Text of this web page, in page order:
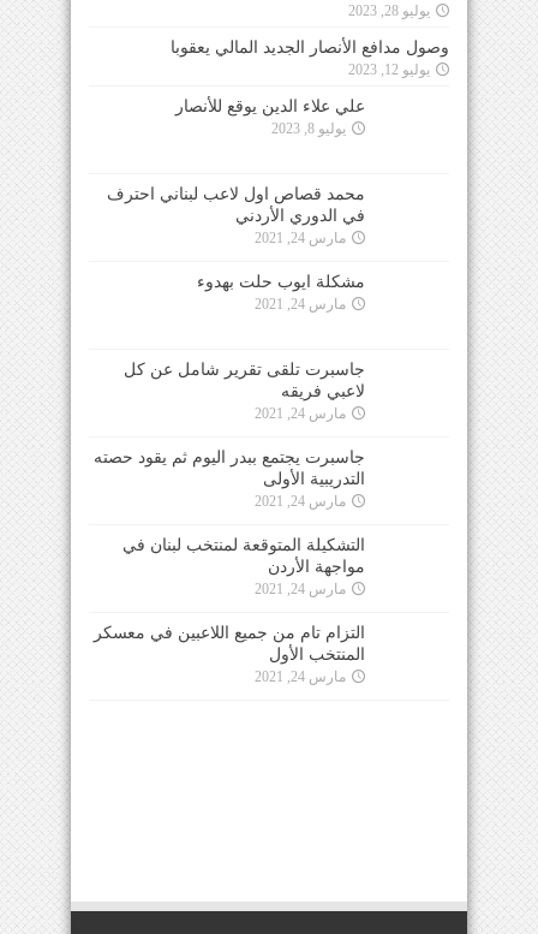
يوليو 28, 2023
وصول مدافع الأنصار الجديد المالي يعقوبا
يوليو 12, 2023
علي علاء الدين يوقع للأنصار
يوليو 8, 2023
محمد قصاص اول لاعب لبناني احترف
في الدوري الأردني
مارس 24, 2021
مشكلة ايوب حلت بهدوء
مارس 24, 2021
جاسبرت تلقى تقرير شامل عن كل
لاعبي فريقه
مارس 24, 2021
جاسبرت يجتمع ببدر اليوم ثم يقود حصته
التدريبية الأولى
مارس 24, 2021
التشكيلة المتوقعة لمنتخب لبنان في
مواجهة الأردن
مارس 24, 2021
التزام تام من جميع اللاعبين في معسكر
المنتخب الأول
مارس 24, 2021